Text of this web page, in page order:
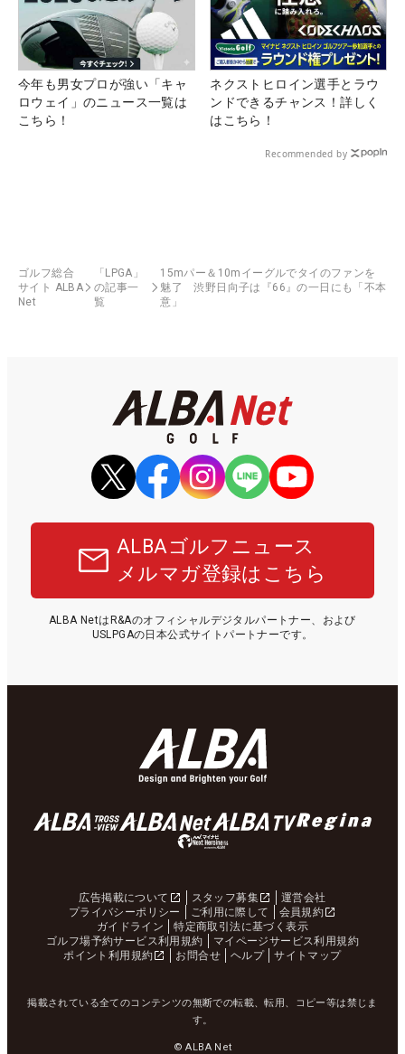
今年も男女プロが強い「キャ
ロウェイ」のニュース一覧は
こちら！
ネクストヒロイン選手とラウ
ンドできるチャンス！詳しく
はこちら！
Recommended by
ゴルフ総合
サイト ALBA
Net
「LPGA」
の記事一
覧
15mパー＆10mイーグルでタイのファンを
魅了 渋野日向子は『66』の一日にも「不本
意」
ALBAゴルフニュース
メルマガ登録はこちら
ALBA NetはR&Aのオフィシャルデジタルパートナー、および
USLPGAの日本公式サイトパートナーです。
広告掲載について スタッフ募集
運営会社
プライバシーポリシー
ご利用に際して
会員規約
ガイドライン
特定商取引法に基づく表示
ゴルフ場予約サービス利用規約
マイページサービス利用規約
ポイント利用規約
お問合せ ヘルプ サイトマップ
掲載されている全てのコンテンツの無断での転載、転用、コピー等は禁じま
す。
© ALBA Net